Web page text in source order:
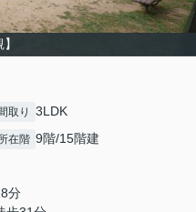
取り 3LDK
在階 9階/15階建
分